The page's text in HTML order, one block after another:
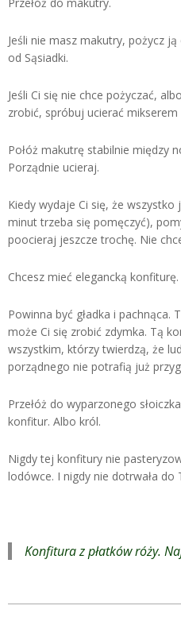
Jeśli nie masz makutry, pożycz
od Sąsiadki.
Jeśli Ci się nie chce pożyczać,
zrobić, spróbuj ucierać
Połóż makutrę stabilnie między
Porządnie ucieraj.
Kiedy wydaje Ci się, że
minut trzeba się pomęczyć),
poocieraj jeszcze trochę. Nie
Chcesz mieć elegancką konfiturę.
Powinna być gładka i pachnąca.
może Ci się zrobić zdymka. Tą
wszystkim, którzy twierdzą, że
porządnego nie potrafią już
Przełóż do wyparzonego
konfitur. Albo król.
Nigdy tej konfitury nie
lodówce. I nigdy nie dotrwała do
Konfitura z płatków róży.